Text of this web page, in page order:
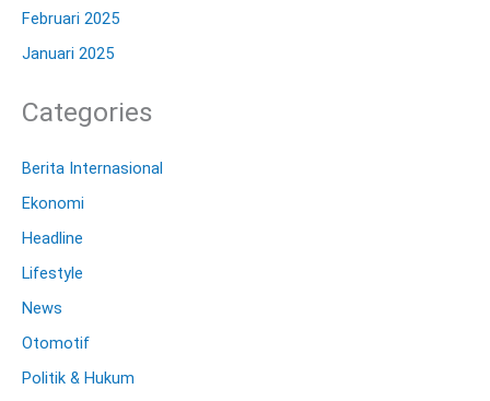
Februari 2025
Januari 2025
Categories
Berita Internasional
Ekonomi
Headline
Lifestyle
News
Otomotif
Politik & Hukum